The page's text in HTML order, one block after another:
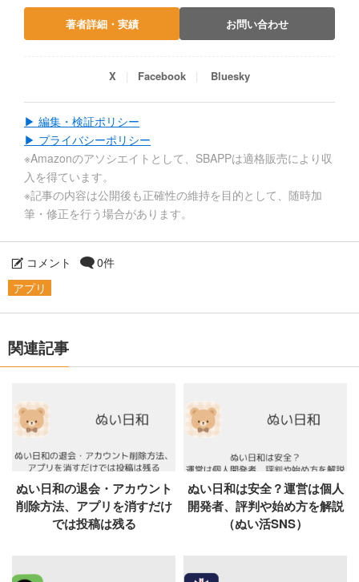
著者詳細・実績 お問い合わせ
X Facebook Bluesky
▶ 編集・検証ポリシー
▶ プライバシーポリシー
※Amazonのアソシエイトとして、SBAPPは適格販売により収
入を得ています。
※記事の内容は公開後も正確性の維持を目的として、随時加
筆・修正を行う場合があります。
コメント
0件
アプリ
関連記事
ぬい日和の退会・アカウント
削除方法、アプリを消すだけ
では投稿は残る
ぬい日和は安全？運営は個人
開発者、評判や始め方を解説
（ぬい活SNS）